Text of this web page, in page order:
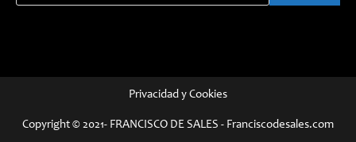
Privacidad y Cookies
Copyright © 2021- FRANCISCO DE SALES - Franciscodesales.com